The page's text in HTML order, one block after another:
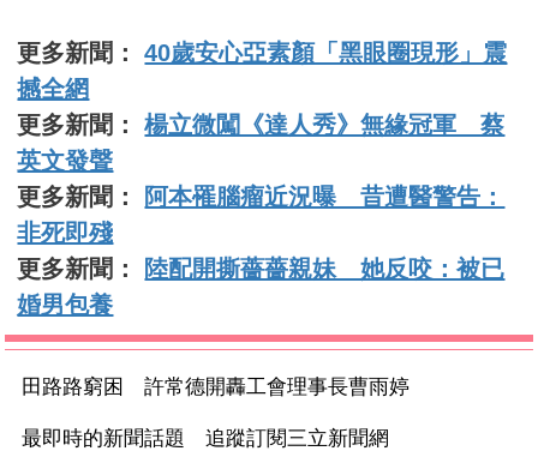
更多新聞：40歲安心亞素顏「黑眼圈現形」震
撼全網
更多新聞：楊立微闖《達人秀》無緣冠軍 蔡
英文發聲
更多新聞：
阿本罹腦瘤近況曝 昔遭醫警告：
非死即殘
更多新聞：
陸配開撕薔薔親妹 她反咬：被已
婚男包養
田路路窮困 許常德開轟工會理事長曹雨婷
最即時的新聞話題 追蹤訂閱三立新聞網